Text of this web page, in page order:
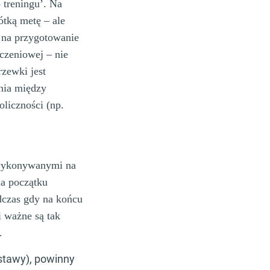
Na
metę – ale
przygotowanie
– nie
jest
między
(np.
na
początku
gdy na końcu
są tak
powinny